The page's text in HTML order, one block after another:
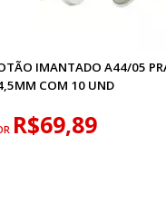
IMANTADO A44/05
COM 10 UND
R$69,89